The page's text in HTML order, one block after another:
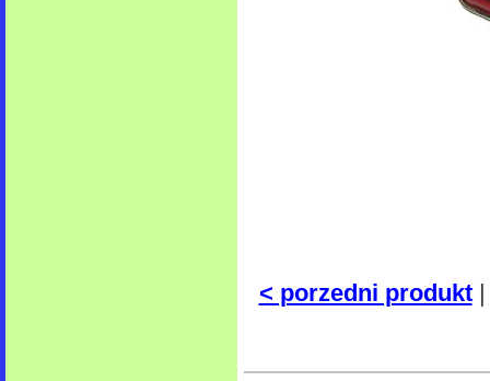
< porzedni produkt